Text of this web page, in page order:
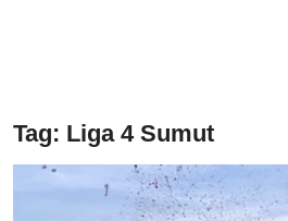
Futsalhita
Sportainment
Tag: Liga 4 Sumut